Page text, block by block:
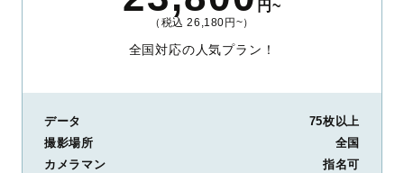
円~
（税込 26,180円~）
全国対応の人気プラン！
データ
75枚以上
撮影場所
全国
カメラマン
指名可